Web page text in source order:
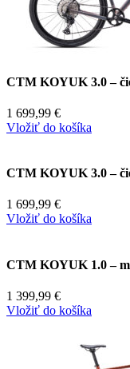
CTM KOYUK 3.0 –
1 699,99 €
Vložiť do košíka
CTM KOYUK 3.0 –
1 699,99 €
Vložiť do košíka
CTM KOYUK 1.0 –
1 399,99 €
Vložiť do košíka